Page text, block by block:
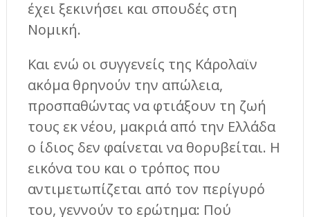
έχει ξεκινήσει και σπουδές στη
Νομική.
Και ενώ οι συγγενείς της Κάρολαϊν
ακόμα θρηνούν την απώλεια,
προσπαθώντας να φτιάξουν τη ζωή
τους εκ νέου, μακριά από την Ελλάδα
ο ίδιος δεν φαίνεται να θορυβείται. Η
εικόνα του και ο τρόπος που
αντιμετωπίζεται από τον περίγυρό
του, γεννούν το ερώτημα: Πού